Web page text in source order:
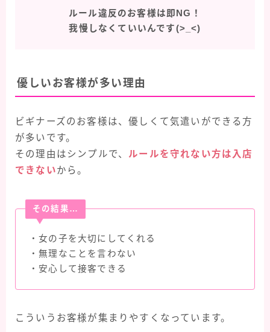
ルール違反のお客様は即NG！
我慢しなくていいんです(>_<)
優しいお客様が多い理由
ビギナーズのお客様は、優しくて気遣いができる方
が多いです。
その理由はシンプルで、 ルールを守れない方は入店
できないから。
その結果…
・女の子を大切にしてくれる
・無理なことを言わない
・安心して接客できる
こういうお客様が集まりやすくなっています。